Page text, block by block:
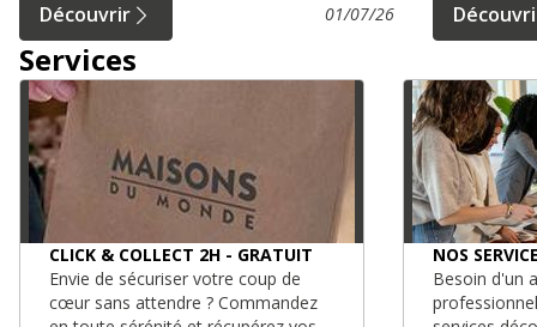
Découvrir 01/07/26
Services
CLICK & COLLECT 2H - GRATUIT
Envie de sécuriser votre coup de
cœur sans attendre ? Commandez
NOS
Besoin d'un